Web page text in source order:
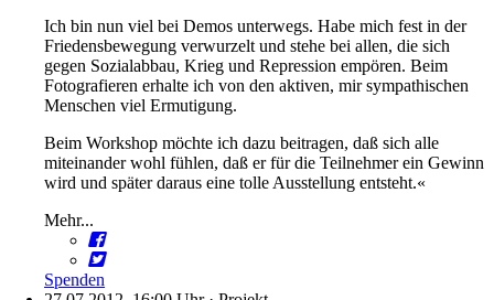
Ich bin nun viel bei Demos unterwegs. Habe mich fest in der
Friedensbewegung verwurzelt und stehe bei allen, die sich
gegen Sozialabbau, Krieg und Repression empören. Beim
Fotografieren erhalte ich von den aktiven, mir sympathischen
Menschen viel Ermutigung.
Beim Workshop möchte ich dazu beitragen, daß sich alle
miteinander wohl fühlen, daß er für die Teilnehmer ein Gewinn
wird und später daraus eine tolle Ausstellung entsteht.«
Mehr...
Spenden